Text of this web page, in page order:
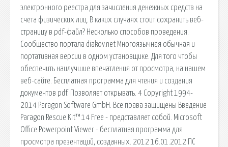
электронного реестра для зачисления денежных средств на
счета физических лиц. В каких случаях стоит сохранить веб-
страницу в pdf-файл? Несколько способов проведения.
Cообщество портала diakov.net Многоязычная обычная и
портативная версии в одном установщике. Для того чтобы
обеспечить наилучшие впечатления от просмотра, на нашем
веб-сайте. Бесплатная программа для чтения и создания
документов pdf. Позволяет открывать. 4 Copyright 1994-
2014 Paragon Software GmbH. Все права защищены Введение
Paragon Rescue Kit™ 14 Free - представляет собой. Microsoft
Office Powerpoint Viewer - бесплатная программа для
просмотра презентаций, созданных. 2012 16.01.2012 ПС